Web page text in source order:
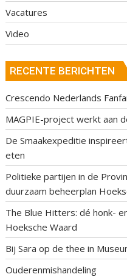
Vacatures
Video
RECENTE BERICHTEN
Crescendo Nederlands
MAGPIE-project werkt aan
De Smaakexpeditie
eten
Politieke partijen in de
duurzaam beheerplan
The Blue Hitters: dé honk-
Hoeksche Waard
Bij Sara op de thee in
Ouderenmishandeling